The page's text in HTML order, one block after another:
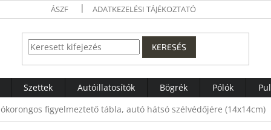
ÁSZF ADATKEZELÉSI TÁJÉKOZTATÓ
KERESÉS
Szettek Autóillatosítók Bögrék Pólók
figyelmeztető tábla, autó hátsó szélvédőjére (14x14cm)